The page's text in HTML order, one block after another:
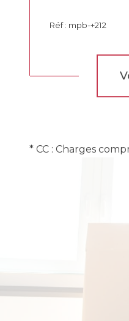
Réf : mpb-+212
* CC : Charges